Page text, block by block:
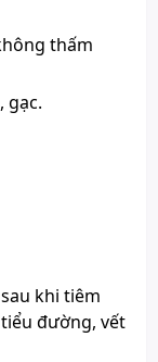
thấm
gạc.
khi tiêm
đường, vết